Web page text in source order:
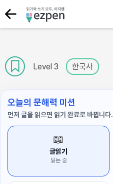
Level 3 한국사
오늘의 문해력 미션
먼저 글을 읽으면 읽기 완료로 바뀝니다.
📖
글읽기
읽는 중